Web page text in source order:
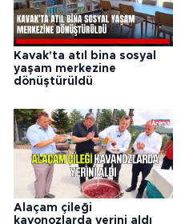
Kavak'ta atıl bina sosyal
yaşam merkezine
dönüştürüldü
Alaçam çileği
kavonozlarda yerini aldı